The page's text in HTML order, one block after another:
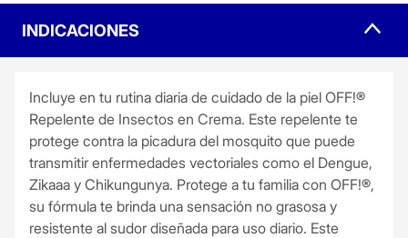
INDICACIONES
Incluye en tu rutina diaria de cuidado de la piel OFF!®
Repelente de Insectos en Crema. Este repelente te
protege contra la picadura del mosquito que puede
transmitir enfermedades vectoriales como el Dengue,
Zikaaa y Chikungunya. Protege a tu familia con OFF!®,
su fórmula te brinda una sensación no grasosa y
resistente al sudor diseñada para uso diario. Este